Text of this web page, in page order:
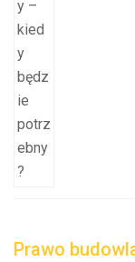
Prawo